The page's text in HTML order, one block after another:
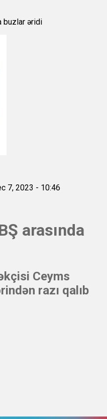
buzlar əridi
7, 2023 - 10:46
arasında
Ceyms
razı qalıb